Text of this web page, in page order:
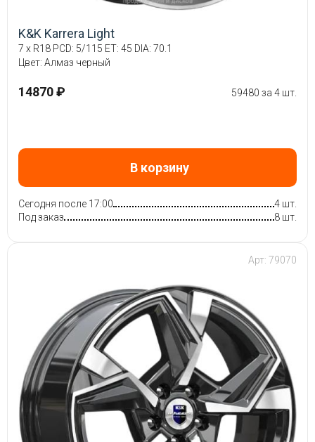
K&K Karrera Light
7 x R18 PCD: 5/115 ET: 45 DIA: 70.1
Цвет: Алмаз черный
14870 ₽ 59480 за 4 шт.
В корзину
Сегодня после 17:00
4 шт.
Под заказ
8 шт.
Арт: 79070